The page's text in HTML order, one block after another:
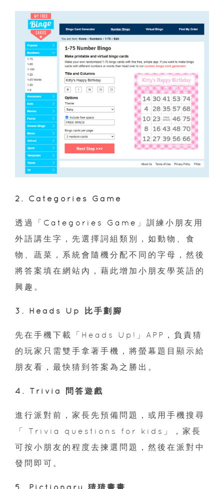
2. Categories Game
透過「 Categories Game 」訓練小朋友用
外語講生字，先選擇詞組類別，如動物、食
物、蔬菜，系統會隨機分配不同的字母，然後
將答案填在網站內，藉此增加小朋友學英語的
興趣。
3. Heads Up 比手劃腳
先在手機下載「Heads Up!」APP，負責猜
的玩家只需雙手拿著手機，將螢幕題目顯示給
朋友看，最快猜到答案為之勝出。
4. Trivia 問答遊戲
進行派對前，家長先預備問題，或用手機搜尋
「 Trivia questions for kids」，家長
可按小朋友的程度去揀選問題，然後在派對中
發問即可。
5. Pictionary 猜猜畫畫